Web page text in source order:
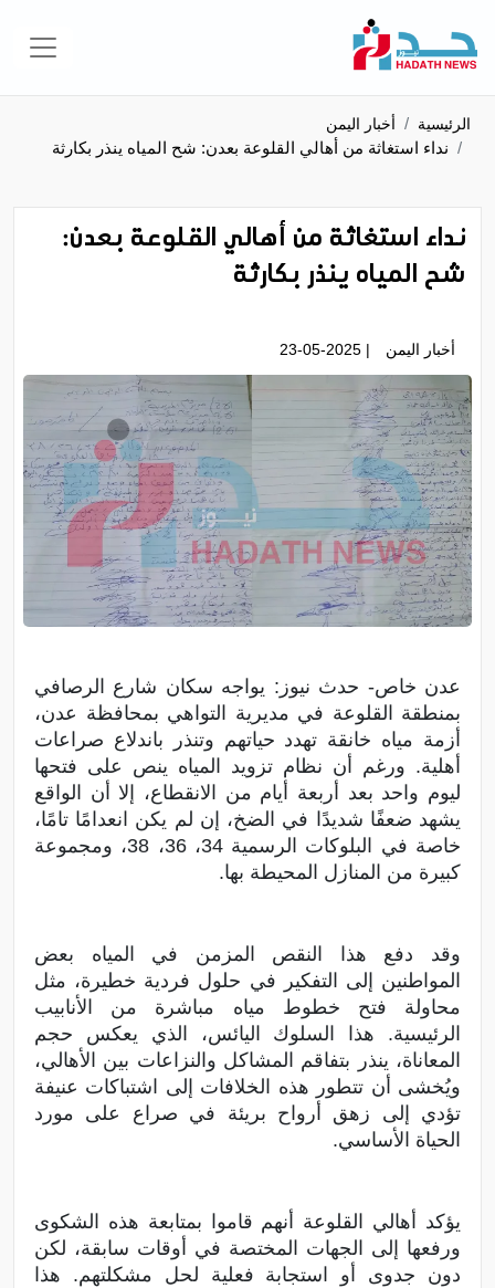
الرئيسية أخبار اليمن
نداء استغاثة من أهالي القلوعة بعدن: شح المياه ينذر بكارثة
نداء استغاثة من أهالي القلوعة بعدن:
شح المياه ينذر بكارثة
أخبار اليمن | 23-05-2025
عدن خاص- حدث نيوز: يواجه سكان شارع الرصافي
بمنطقة القلوعة في مديرية التواهي بمحافظة عدن،
أزمة مياه خانقة تهدد حياتهم وتنذر باندلاع صراعات
أهلية. ورغم أن نظام تزويد المياه ينص على فتحها
ليوم واحد بعد أربعة أيام من الانقطاع، إلا أن الواقع
يشهد ضعفًا شديدًا في الضخ، إن لم يكن انعدامًا تامًا،
خاصة في البلوكات الرسمية 34، 36، 38، ومجموعة
كبيرة من المنازل المحيطة بها.
وقد دفع هذا النقص المزمن في المياه بعض
المواطنين إلى التفكير في حلول فردية خطيرة، مثل
محاولة فتح خطوط مياه مباشرة من الأنابيب
الرئيسية. هذا السلوك اليائس، الذي يعكس حجم
المعاناة، ينذر بتفاقم المشاكل والنزاعات بين الأهالي،
ويُخشى أن تتطور هذه الخلافات إلى اشتباكات عنيفة
تؤدي إلى زهق أرواح بريئة في صراع على مورد
الحياة الأساسي.
يؤكد أهالي القلوعة أنهم قاموا بمتابعة هذه الشكوى
ورفعها إلى الجهات المختصة في أوقات سابقة، لكن
دون جدوى أو استجابة فعلية لحل مشكلتهم. هذا